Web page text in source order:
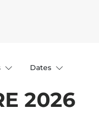
Dates
2026